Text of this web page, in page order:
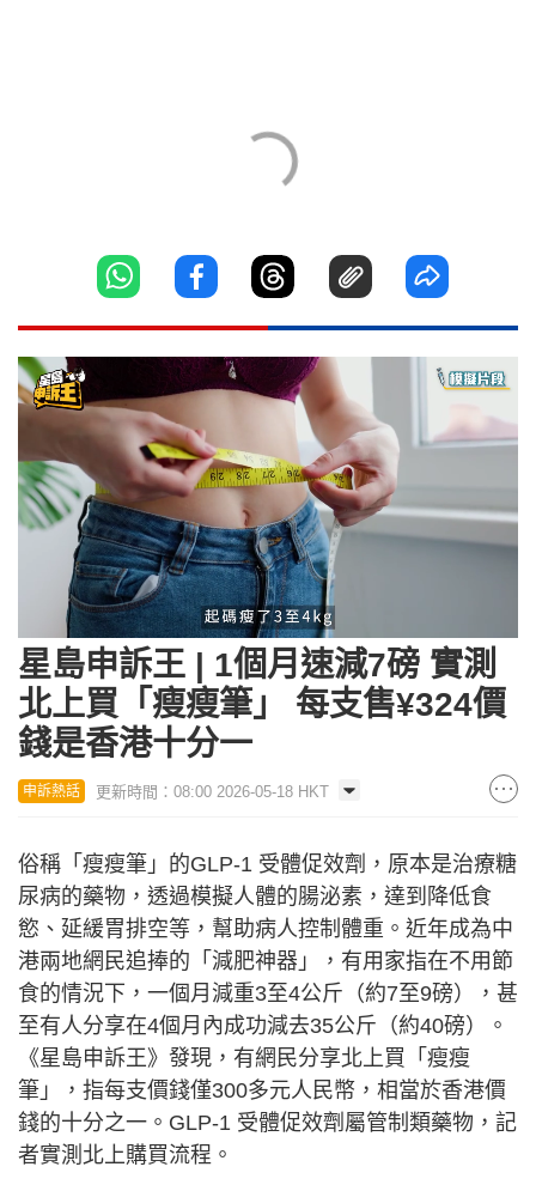
14.24%
星島申訴王 | 1個月速減7磅 實測
北上買「瘦瘦筆」 每支售¥324價
錢是香港十分一
申訴熱話 更新時間：08:00 2026-05-18 HKT
俗稱「瘦瘦筆」的GLP-1 受體促效劑，原本是治療糖
尿病的藥物，透過模擬人體的腸泌素，達到降低食
慾、延緩胃排空等，幫助病人控制體重。近年成為中
港兩地網民追捧的「減肥神器」，有用家指在不用節
食的情況下，一個月減重3至4公斤（約7至9磅），甚
至有人分享在4個月內成功減去35公斤（約40磅）。
《星島申訴王》發現，有網民分享北上買「瘦瘦
筆」，指每支價錢僅300多元人民幣，相當於香港價
錢的十分之一。GLP-1 受體促效劑屬管制類藥物，記
者實測北上購買流程。